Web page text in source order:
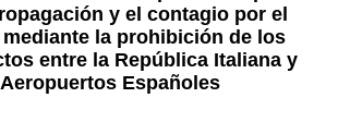
y el contagio por el
mediante la prohibición de los
entre la República Italiana y
Españoles